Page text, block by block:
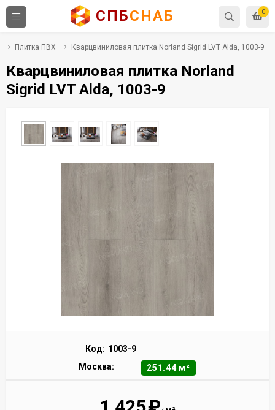
0
СПБСНАБ
Плитка ПВХ Кварцвиниловая плитка Norland Sigrid LVT Alda, 1003-9
Кварцвиниловая плитка Norland
Sigrid LVT Alda, 1003-9
Код: 1003-9
Москва:
251.44 м²